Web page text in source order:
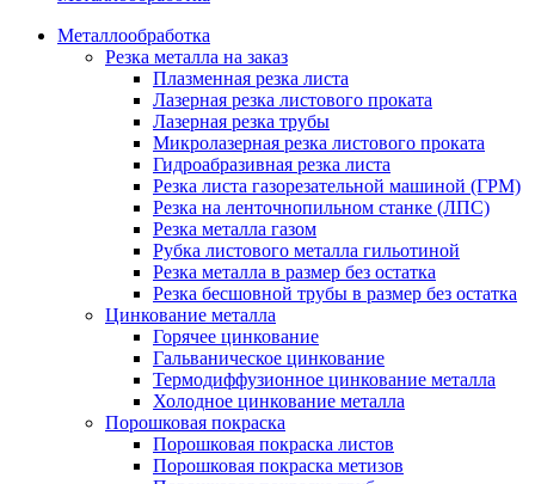
Металлообработка
Резка металла на заказ
Плазменная резка листа
Лазерная резка листового проката
Лазерная резка трубы
Микролазерная резка листового проката
Гидроабразивная резка листа
Резка листа газорезательной машиной (ГРМ)
Резка на ленточнопильном станке (ЛПС)
Резка металла газом
Рубка листового металла гильотиной
Резка металла в размер без остатка
Резка бесшовной трубы в размер без остатка
Цинкование металла
Горячее цинкование
Гальваническое цинкование
Термодиффузионное цинкование металла
Холодное цинкование металла
Порошковая покраска
Порошковая покраска листов
Порошковая покраска метизов